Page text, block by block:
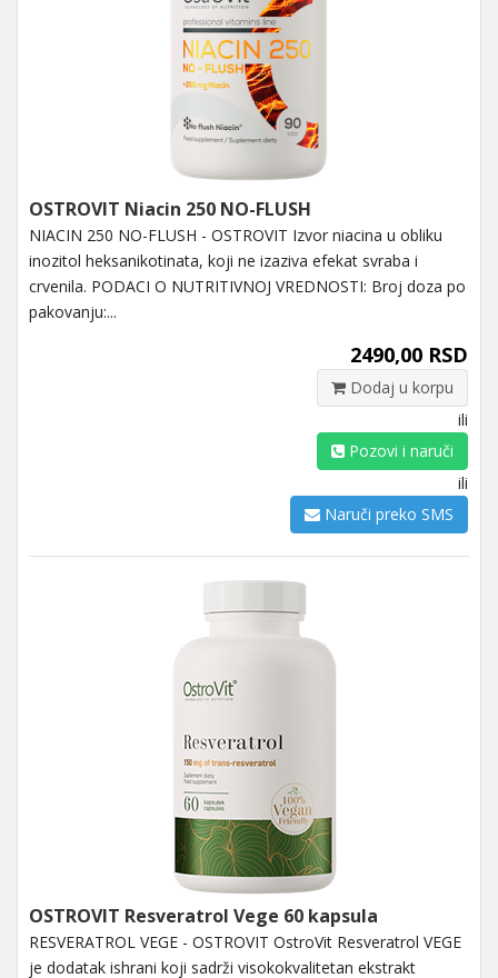
OSTROVIT Niacin 250 NO-FLUSH
NIACIN 250 NO-FLUSH - OSTROVIT Izvor niacina u obliku
inozitol heksanikotinata, koji ne izaziva efekat svraba i
crvenila. PODACI O NUTRITIVNOJ VREDNOSTI: Broj doza po
pakovanju:...
2490,00 RSD
Dodaj u korpu
ili
Pozovi i naruči
ili
Naruči preko SMS
OSTROVIT Resveratrol Vege 60 kapsula
RESVERATROL VEGE - OSTROVIT OstroVit Resveratrol VEGE
je dodatak ishrani koji sadrži visokokvalitetan ekstrakt